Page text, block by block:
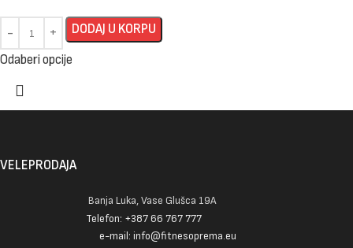
DODAJ U KORPU
Odaberi opcije
VELEPRODAJA
Banja Luka, Vase Glušca 19A
Telefon: +387 66 767 777
e-mail: info@fitnesoprema.eu